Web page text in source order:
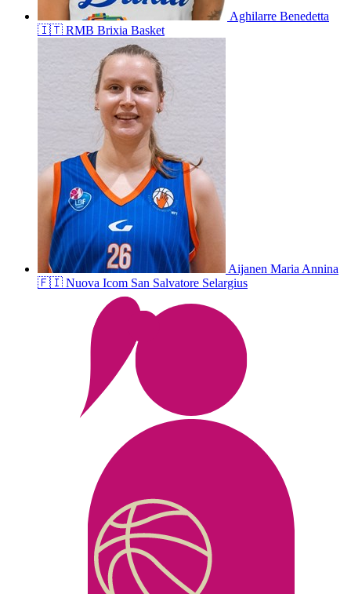
Aghilarre Benedetta
🇮🇹 RMB Brixia Basket
Aijanen Maria Annina
🇫🇮 Nuova Icom San Salvatore Selargius